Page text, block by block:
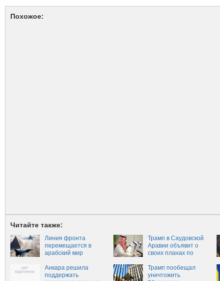
Похожое:
Читайте также:
Линия фронта
перемещается в
арабский мир
Трамп в Саудовской
Аравии объявит о
своих планах по
НАТО»
Анкара решила
поддержать
Трамп пообещал
уничтожить